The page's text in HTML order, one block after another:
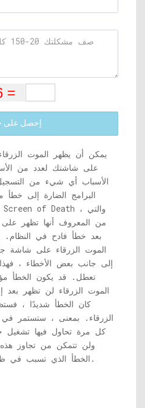
إحصل على
يمكن أن يظهر الموت
على شاشتك لعدد من
الأسباب أي شيء من
البرامج الضارة إلى
من المعروف أنها تظهر على
الموت الزرقاء على شاشة
إلى جانب بعض الأخطاء ،
تعطل. قد يكون الخطأ
الموت الزرقاء لن تظهر بعد
كان الخطأ شديدًا ،
الزرقاء. بمعنى ، ستستمر
كل مرة تحاول فيها تشغيل
ولن تتمكن من تجاوز
الخطأ الذي تسبب في ظهور شاشة الموت الزرقاء.